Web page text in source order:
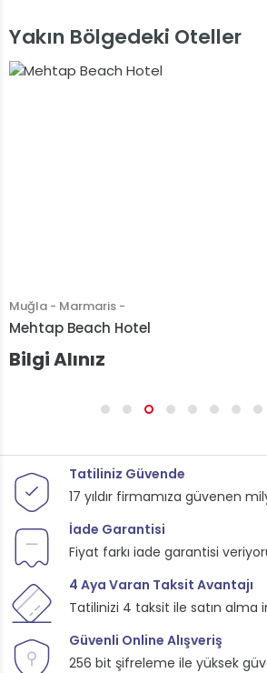
Yakın Bölgedeki Oteller
Muğla - Marmaris -
Mehtap Beach Hotel
Bilgi Alınız
Tatiliniz Güvende
17 yıldır firmamıza güvenen
İade Garantisi
Fiyat farkı iade garantisi
4 Aya Varan Taksit Avantajı
Tatilinizi 4 taksit ile satın alma
Güvenli Online Alışveriş
256 bit şifreleme ile yüksek